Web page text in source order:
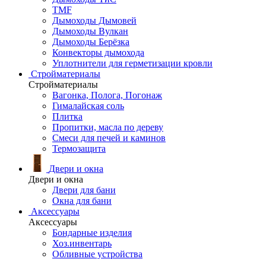
TMF
Дымоходы Дымовей
Дымоходы Вулкан
Дымоходы Берёзка
Конвекторы дымохода
Уплотнители для герметизации кровли
Стройматериалы
Стройматериалы
Вагонка, Полога, Погонаж
Гималайская соль
Плитка
Пропитки, масла по дереву
Смеси для печей и каминов
Термозащита
Двери и окна
Двери и окна
Двери для бани
Окна для бани
Аксессуары
Аксессуары
Бондарные изделия
Хоз.инвентарь
Обливные устройства